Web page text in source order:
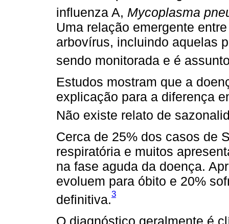
influenza A, Mycoplasma
Uma relação emergente
arbovírus, incluindo aquelas
sendo monitorada e é
Estudos mostram que a
explicação para a diferença
Não existe relato de
Cerca de 25% dos casos de
respiratória e muitos
na fase aguda da doença.
evoluem para óbito e 20%
definitiva.3
O diagnóstico geralmente é